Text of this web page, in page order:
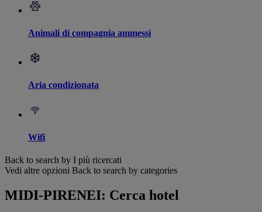
Animali di compagnia ammessi
Aria condizionata
Wifi
Back to search by I più ricercati
Vedi altre opzioni Back to search by categories
MIDI-PIRENEI: Cerca hotel